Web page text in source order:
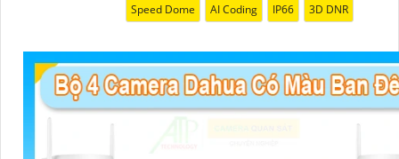
Speed Dome AI Coding IP66 3D DNR